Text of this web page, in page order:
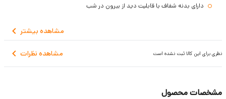
دارای بدنه شفاف با قابلیت دید از بیرون در شب
مشاهده بیشتر
مشاهده نظرات نظری برای این کالا ثبت نشده است
مشخصات محصول